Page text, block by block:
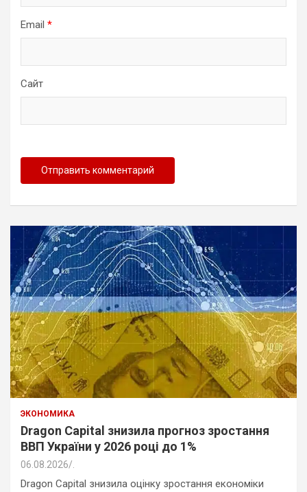
Email *
Сайт
ЭКОНОМИКА
Dragon Capital знизила прогноз зростання
ВВП України у 2026 році до 1%
06.08.2026
Dragon Capital знизила оцінку зростання економіки